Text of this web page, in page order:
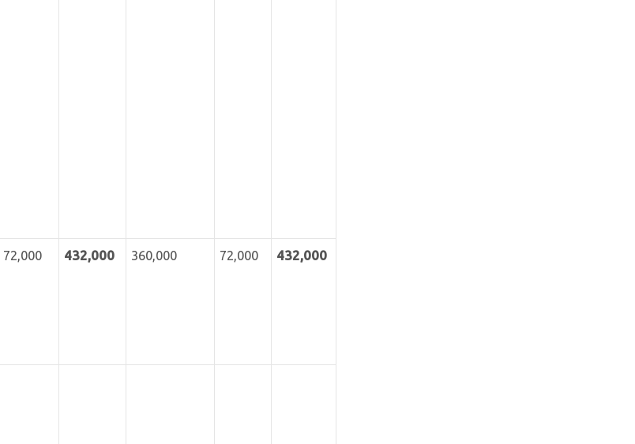
72,000 432,000 360,000 72,000 432,000